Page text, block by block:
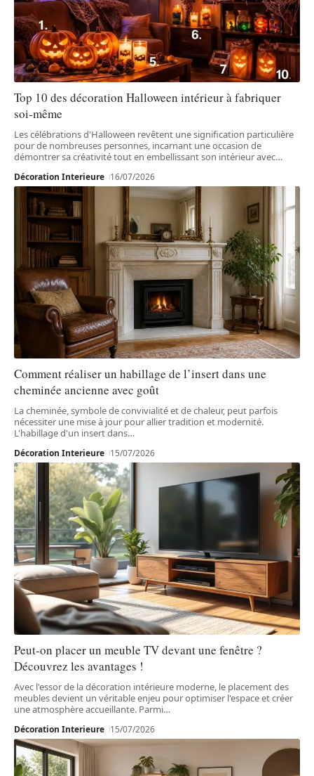
Top 10 des décoration Halloween intérieur à fabriquer
soi-même
Les célébrations d'Halloween revêtent une signification particulière
pour de nombreuses personnes, incarnant une occasion de
démontrer sa créativité tout en embellissant son intérieur avec…
Décoration Interieure 16/07/2026
Comment réaliser un habillage de l’insert dans une
cheminée ancienne avec goût
La cheminée, symbole de convivialité et de chaleur, peut parfois
nécessiter une mise à jour pour allier tradition et modernité.
L'habillage d'un insert dans…
Décoration Interieure 15/07/2026
Peut-on placer un meuble TV devant une fenêtre ?
Découvrez les avantages !
Avec l'essor de la décoration intérieure moderne, le placement des
meubles devient un véritable enjeu pour optimiser l'espace et créer
une atmosphère accueillante. Parmi…
Décoration Interieure 15/07/2026